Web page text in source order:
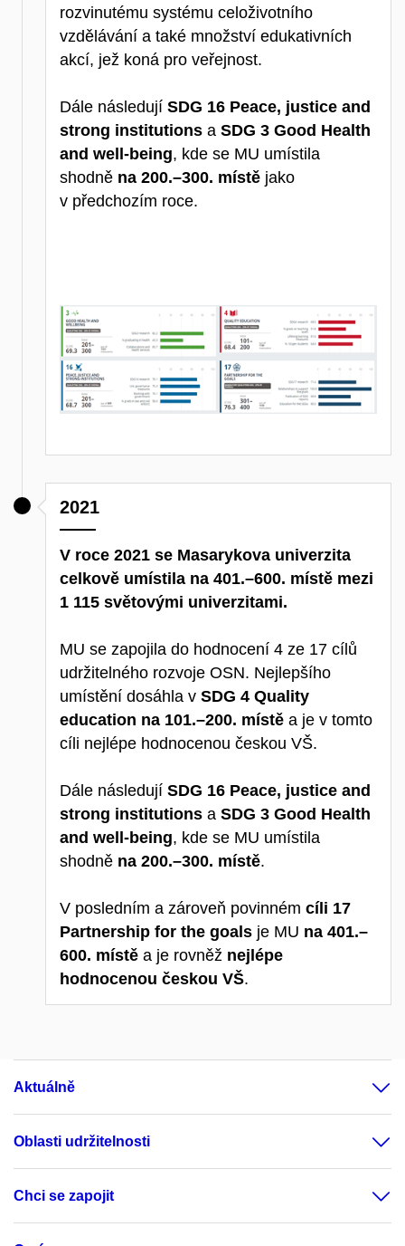
rozvinutému systému celoživotního
vzdělávání a také množství edukativních
akcí, jež koná pro veřejnost.
Dále následují SDG 16 Peace, justice and
strong institutions a SDG 3 Good Health
and well-being, kde se MU umístila
shodně na 200.–300. místě jako
v předchozím roce.
2021
V roce 2021 se Masarykova univerzita
celkově umístila na 401.–600. místě mezi
1 115 světovými univerzitami.
MU se zapojila do hodnocení 4 ze 17 cílů
udržitelného rozvoje OSN. Nejlepšího
umístění dosáhla v SDG 4 Quality
education na 101.–200. místě a je v tomto
cíli nejlépe hodnocenou českou VŠ.
Dále následují SDG 16 Peace, justice and
strong institutions a SDG 3 Good Health
and well-being, kde se MU umístila
shodně na 200.–300. místě.
V posledním a zároveň povinném cíli 17
Partnership for the goals je MU na 401.–
600. místě a je rovněž nejlépe
hodnocenou českou VŠ.
Aktuálně
Oblasti udržitelnosti
Chci se zapojit